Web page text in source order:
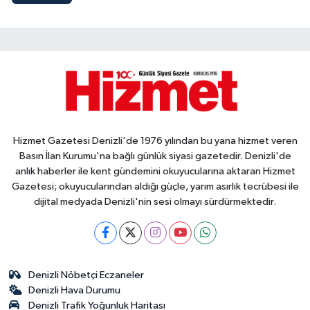
Hizmet Gazetesi Denizli'de 1976 yılından bu yana hizmet veren
Basın İlan Kurumu'na bağlı günlük siyasi gazetedir. Denizli'de
anlık haberler ile kent gündemini okuyucularına aktaran Hizmet
Gazetesi; okuyucularından aldığı güçle, yarım asırlık tecrübesi ile
dijital medyada Denizli'nin sesi olmayı sürdürmektedir.
Denizli Nöbetçi Eczaneler
Denizli Hava Durumu
Denizli Trafik Yoğunluk Haritası